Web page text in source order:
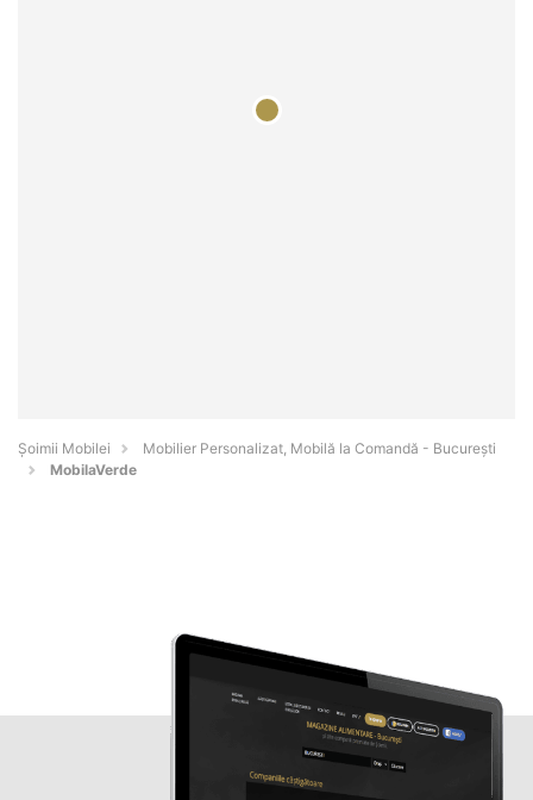
Șoimii Mobilei
Mobilier Personalizat, Mobilă la Comandă - Bucureşti
MobilaVerde